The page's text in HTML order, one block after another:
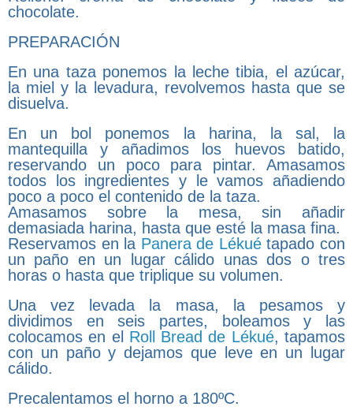
chocolate.
PREPARACIÓN
En una taza ponemos la leche tibia, el azúcar,
la miel y la levadura, revolvemos hasta que se
disuelva.
En un bol ponemos la harina, la sal, la
mantequilla y añadimos los huevos batido,
reservando un poco para pintar. Amasamos
todos los ingredientes y le vamos añadiendo
poco a poco el contenido de la taza.
Amasamos sobre la mesa, sin añadir
demasiada harina, hasta que esté la masa fina.
Reservamos en la Panera de Lékuétapado con
un paño en un lugar cálido unas dos o tres
horas o hasta que triplique su volumen.
Una vez levada la masa, la pesamos y
dividimos en seis partes, boleamos y las
colocamos en el Roll Bread de Lékué, tapamos
con un paño y dejamos que leve en un lugar
cálido.
Precalentamos el horno a 180ºC.